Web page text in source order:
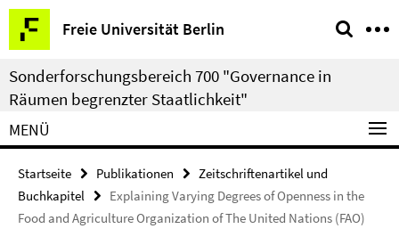
Springe
direkt
zu
Inhalt
Freie Universität Berlin
Service-
Navigation
Sonderforschungsbereich 700 "Governance in
Räumen begrenzter Staatlichkeit"
MENÜ
Startseite Publikationen
Zeitschriftenartikel und
Buchkapitel
Explaining Varying Degrees of Openness in the
Food and Agriculture Organization of The United Nations (FAO)